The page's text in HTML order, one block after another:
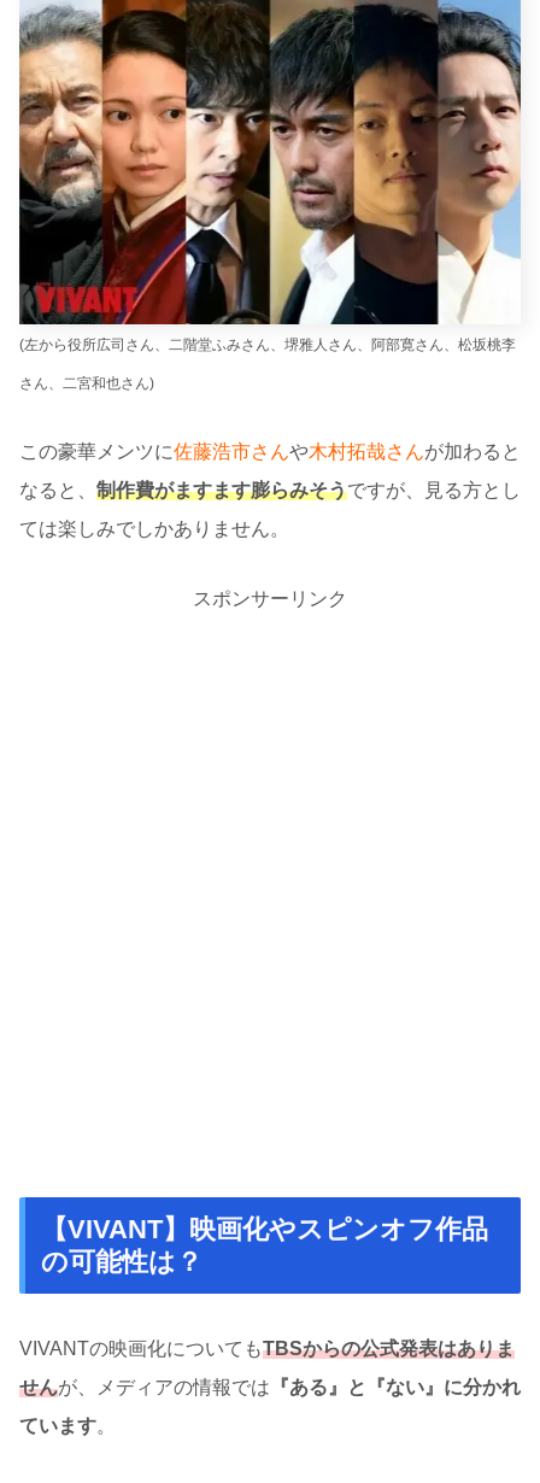
(左から役所広司さん、二階堂ふみさん、堺雅人さん、阿部寛さん、松坂桃李
さん、二宮和也さん)
この豪華メンツに佐藤浩市さんや木村拓哉さんが加わると
なると、 制作費がますます膨らみそうですが、見る方とし
ては楽しみでしかありません。
スポンサーリンク
【VIVANT】映画化やスピンオフ作品
の可能性は？
VIVANTの映画化についてもTBSからの公式発表はありま
せんが、メディアの情報では 『ある』と『ない』に分かれ
ています。